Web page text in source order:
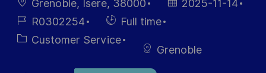
LocationGrenoble, Isere, 38000
Posted
Date
2025-11-14
Job R0302254
Hiring
Type
Full time
Category
Customer Service
Grenoble